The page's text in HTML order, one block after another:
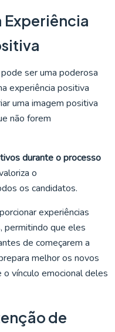
Experiência
ser uma poderosa
experiência positiva
uma imagem positiva
não forem
durante o processo
o
os candidatos.
experiências
permitindo que eles
de começarem a
melhor os novos
vínculo emocional deles
de